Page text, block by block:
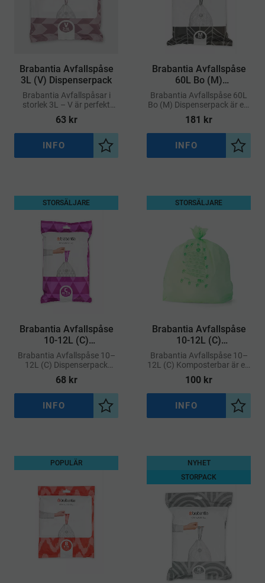
​Brabantia Avfallspåse
3L (V) Dispenserpack
Brabantia Avfallspåsar i
storlek 3L – V är perfekt
anpassade för Brabantia
NewIcon-pedalhinkar och
andra mindre avfallshinkar
med 3 liters volym
63kr
Lägg till i önskelista
INFO
​Brabantia Avfallspåse
60L Bo (M)
Dispenserpack
Brabantia Avfallspåse 60L
Bo (M) Dispenserpack är ett
praktiskt och hygieniskt
alternativ för miljöer med
hög förbrukning
181 kr
Lägg
INFO
​Brabantia Avfallspåse
10-12L (C)
Dispenserpack
Brabantia Avfallspåse 10–
12L (C) Dispenserpack
erbjuder en praktisk lösning
med snabb åtkomst till
påsar som sitter perfekt i
Brabantia-hinkar med kod
68kr
STORSÄLJARE
Lägg till i önskelista
INFO
Brabantia Avfallspåse
10-12L (C)
Komposterbar
Brabantia Avfallspåse 10–
12L (C) Komposterbar är ett
hållbart val för
miljömedvetna användare
100 kr
STORSÄLJARE
Lägg
INFO
POPULÄR
NYHET
STORPACK